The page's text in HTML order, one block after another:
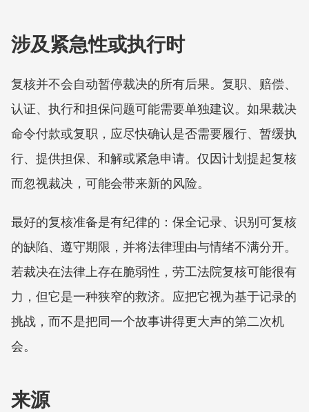
涉及紧急性或执行时
复核并不会自动暂停裁决的所有后果。复职、赔偿、
认证、执行和担保问题可能需要单独建议。如果裁决
命令付款或复职，应尽快确认是否需要履行、暂缓执
行、提供担保、和解或紧急申请。仅因计划提起复核
而忽视裁决，可能会带来新的风险。
最好的复核准备是有纪律的：保全记录、识别可复核
的缺陷、遵守期限，并将法律理由与情绪不满分开。
若裁决在法律上存在脆弱性，劳工法院复核可能很有
力，但它是一种狭窄的救济。应把它视为基于记录的
挑战，而不是把同一个故事讲得更大声的第二次机
会。
来源